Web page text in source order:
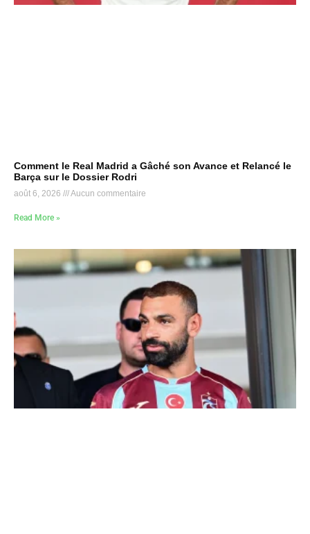
Comment le Real Madrid a Gâché son Avance et Relancé le
Barça sur le Dossier Rodri
août 6, 2026 Aucun commentaire
Read More »